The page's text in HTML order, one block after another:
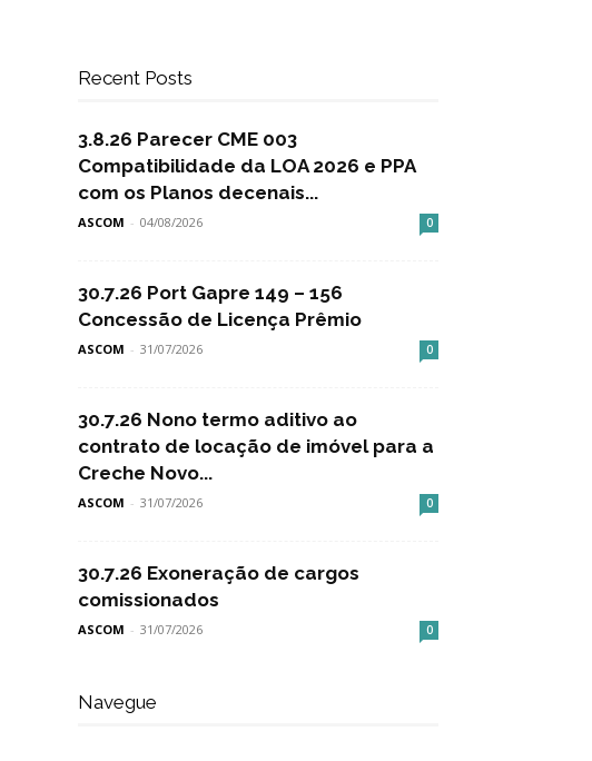
Recent Posts
3.8.26 Parecer CME 003
Compatibilidade da LOA 2026 e PPA
com os Planos decenais...
ASCOM - 04/08/2026 0
30.7.26 Port Gapre 149 – 156
Concessão de Licença Prêmio
ASCOM - 31/07/2026 0
30.7.26 Nono termo aditivo ao
contrato de locação de imóvel para a
Creche Novo...
ASCOM - 31/07/2026 0
30.7.26 Exoneração de cargos
comissionados
ASCOM - 31/07/2026 0
Navegue